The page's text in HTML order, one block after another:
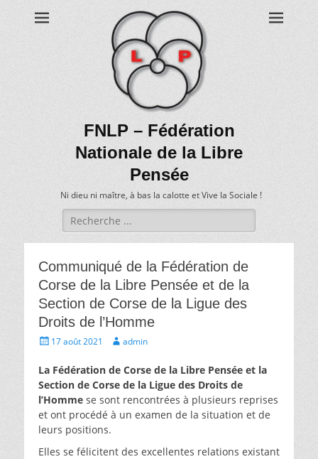
FNLP – Fédération
Nationale de la Libre
Pensée
Ni dieu ni maître, à bas la calotte et Vive la Sociale !
Recherche
de:
Communiqué de la Fédération de
Corse de la Libre Pensée et de la
Section de Corse de la Ligue des
Droits de l’Homme
Écrit17 août 2021 Auteur
admin
La Fédération de Corse de la Libre Pensée et la
Section de Corse de la Ligue des Droits de
l’Homme se sont rencontrées à plusieurs reprises
et ont procédé à un examen de la situation et de
leurs positions.
Elles se félicitent des excellentes relations existant